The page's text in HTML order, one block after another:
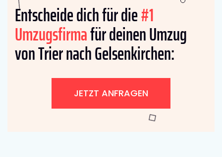
Entscheide dich für die#1
Umzugsfirmafür deinen Umzug
von Trier nach Gelsenkirchen:
JETZT ANFRAGEN